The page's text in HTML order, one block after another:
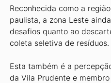
Reconhecida como a
paulista, a zona Leste
desafios quanto ao
coleta seleti­va de resíduos.
Esta também é a
da Vila Prudente e